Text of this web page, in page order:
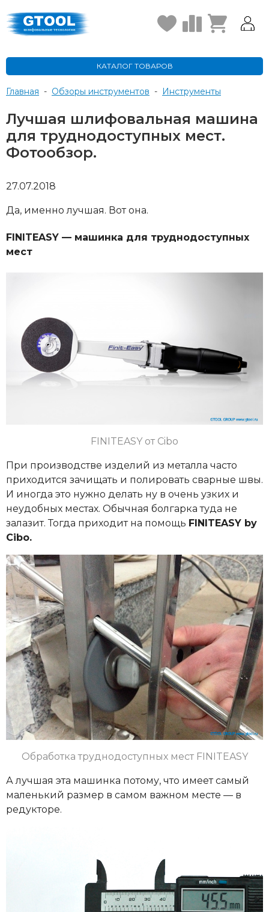
КАТАЛОГ ТОВАРОВ
Главная - Обзоры инструментов - Инструменты
Лучшая шлифовальная машина
для труднодоступных мест.
Фотообзор.
27.07.2018
Да, именно лучшая. Вот она.
FINITEASY — машинка для труднодоступных
мест
FINITEASY от Cibo
При производстве изделий из металла часто
приходится зачищать и полировать сварные швы.
И иногда это нужно делать ну в очень узких и
неудобных местах. Обычная болгарка туда не
залазит. Тогда приходит на помощь FINITEASY by
Сibo.
Обработка труднодоступных мест FINITEASY
А лучшая эта машинка потому, что имеет самый
маленький размер в самом важном месте — в
редукторе.